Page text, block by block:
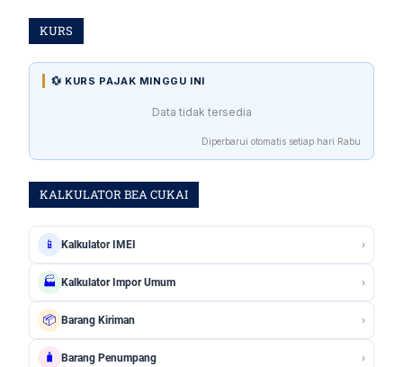
KURS
💱 KURS PAJAK MINGGU INI
Data tidak tersedia
Diperbarui otomatis setiap hari Rabu
KALKULATOR BEA CUKAI
📱 Kalkulator IMEI ›
🏭 Kalkulator Impor Umum ›
📦 Barang Kiriman ›
🧳 Barang Penumpang ›